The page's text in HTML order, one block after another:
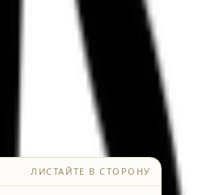
ЛИСТАЙТЕ В СТОРОНУ